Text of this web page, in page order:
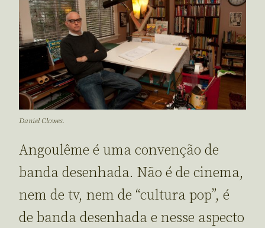
Daniel Clowes.
Angoulême é uma convenção de
banda desenhada. Não é de cinema,
nem de tv, nem de “cultura pop”, é
de banda desenhada e nesse aspecto